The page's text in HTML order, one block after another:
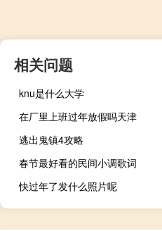
相关问题
knu是什么大学
在厂里上班过年放假吗天津
逃出鬼镇4攻略
春节最好看的民间小调歌词
快过年了发什么照片呢